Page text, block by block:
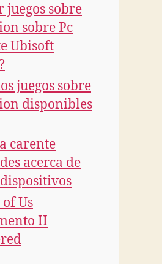
juegos sobre
sobre Pc
Ubisoft
juegos sobre
disponibles
carente
acerca de
Us
II